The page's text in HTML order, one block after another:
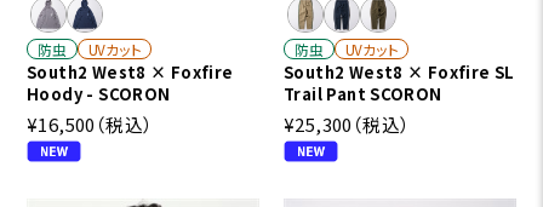
防虫 UVカット
South2 West8 × Foxfire
Hoody - SCORON
¥16,500 （税込）
防虫 UVカット
South2 West8 × Foxfire SL
Trail Pant SCORON
¥25,300 （税込）